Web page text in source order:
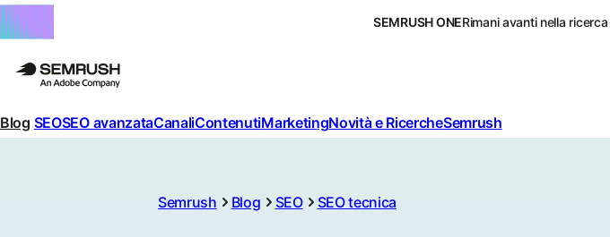
SEMRUSH ONERimani avanti nella
Blog SEOSEO avanzataCanaliContenutiMarketingNovità e RicercheSemrush
Semrush Blog SEO SEO tecnica